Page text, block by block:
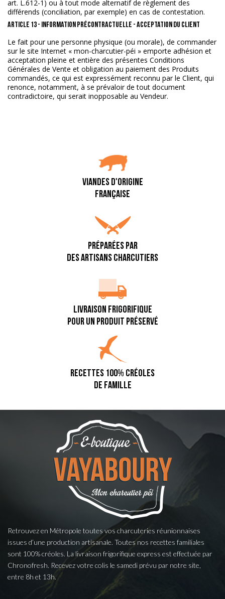
art. L.612-1) ou à tout mode alternatif de règlement des
différends (conciliation, par exemple) en cas de contestation.
ARTICLE 13 - INFORMATION PRÉCONTRACTUELLE - ACCEPTATION DU CLIENT
Le fait pour une personne physique (ou morale), de commander
sur le site Internet « mon-charcutier-péi » emporte adhésion et
acceptation pleine et entière des présentes Conditions
Générales de Vente et obligation au paiement des Produits
commandés, ce qui est expressément reconnu par le Client, qui
renonce, notamment, à se prévaloir de tout document
contradictoire, qui serait inopposable au Vendeur.
VIANDES D'ORIGINE
FRANÇAISE
PRÉPARÉES PAR
DES ARTISANS CHARCUTIERS
LIVRAISON FRIGORIFIQUE
POUR UN PRODUIT PRÉSERVÉ
RECETTES 100% CRÉOLES
DE FAMILLE
Retrouvez en Métropole toutes vos charcuteries réunionnaises
issues d’une production artisanale. Toutes nos recettes familiales
sont 100% créoles. La livraison frigorifique express est effectuée par
Chronofresh. Recevez votre colis le samedi prévu par notre site,
entre 8h et 13h.